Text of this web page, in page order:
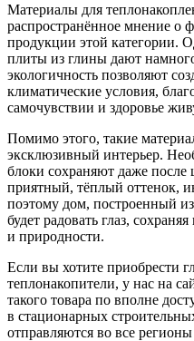
Материалы для
распространённое мнение о
продукции этой категории.
плиты из глины дают
экологичность позволяют
климатические условия,
самочувствии и здоровье
Помимо этого, такие
эксклюзивный интерьер.
блоки сохраняют даже
приятный, тёплый оттенок,
поэтому дом, построенный
будет радовать глаз,
и природности.
Если вы хотите приобрести
теплонакопители, у нас на
такого товара по вполне
в стационарных
отправляются во все